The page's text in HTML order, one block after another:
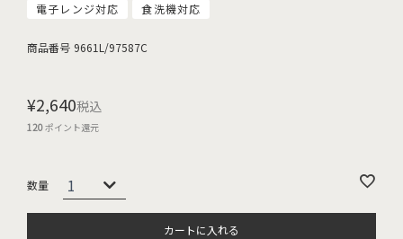
電子レンジ対応 食洗機対応
商品番号 9661L/97587C
¥2,640税込
120ポイント還元
カートに入れる